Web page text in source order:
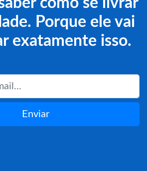
Porque ele vai
exatamente isso.
Enviar